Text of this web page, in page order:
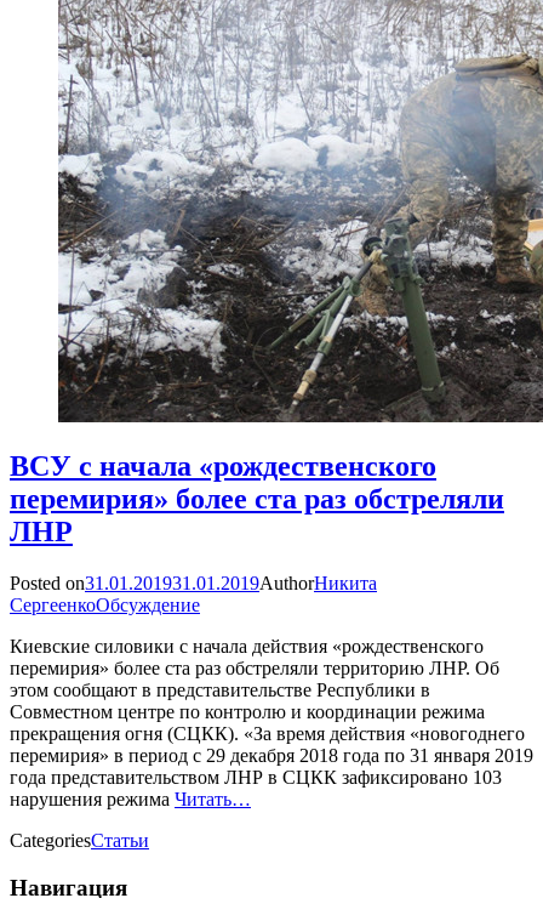
ВСУ с начала «рождественского
перемирия» более ста раз обстреляли
ЛНР
Posted on31.01.201931.01.2019AuthorНикита
СергеенкоОбсуждение
Киевские силовики с начала действия «рождественского
перемирия» более ста раз обстреляли территорию ЛНР. Об
этом сообщают в представительстве Республики в
Совместном центре по контролю и координации режима
прекращения огня (СЦКК). «За время действия «новогоднего
перемирия» в период с 29 декабря 2018 года по 31 января 2019
года представительством ЛНР в СЦКК зафиксировано 103
нарушения режима Читать…
CategoriesСтатьи
Навигация